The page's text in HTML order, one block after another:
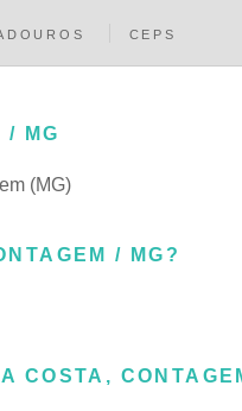
CEPS
/ MG
(MG)
/ MG?
COSTA,